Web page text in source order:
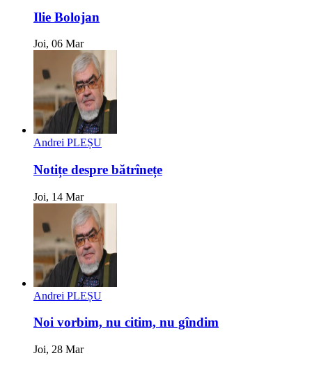
Ilie Bolojan
Joi, 06 Mar
Andrei PLEȘU
Notițe despre bătrînețe
Joi, 14 Mar
Andrei PLEȘU
Noi vorbim, nu citim, nu gîndim
Joi, 28 Mar